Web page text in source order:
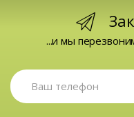
...и мы